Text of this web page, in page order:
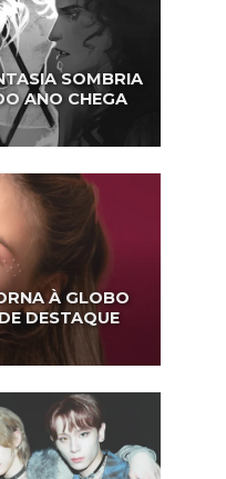
SOMBRIA
ANO CHEGA
À GLOBO
DESTAQUE